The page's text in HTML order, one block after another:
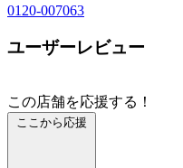
0120-007063
ユーザーレビュー
この店舗を応援する！
ここから応援